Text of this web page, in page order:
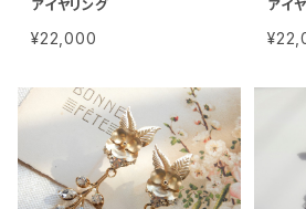
アイヤリング
¥22,000
アイ